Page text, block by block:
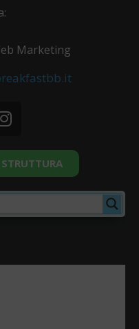
Marketing